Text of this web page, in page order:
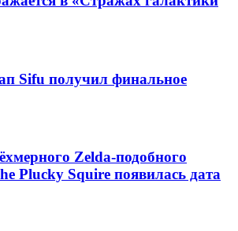
Sifu получил финальное
Zelda-подобного
Plucky Squire появилась дата